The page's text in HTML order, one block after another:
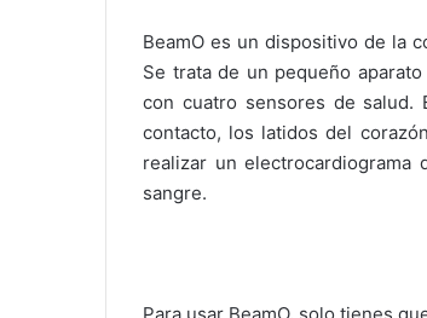
BeamO es un dispositivo de la
Se trata de un pequeño
con cuatro sensores de salud.
contacto, los latidos del
realizar un
sangre.